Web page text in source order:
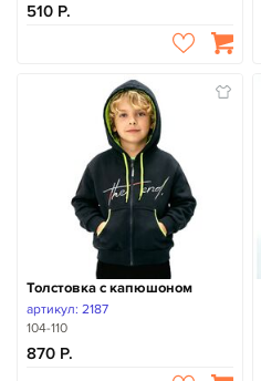
510
Толстовка с капюшоном
артикул: 2187
104-110
870